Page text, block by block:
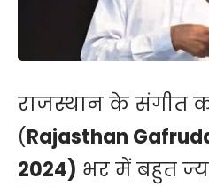
राजस्थान के संगीत
(Rajasthan
2024) भर में बहुत